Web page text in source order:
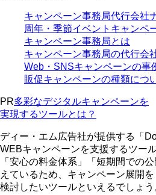
キャンペーン事務局代行会社
周年・季節イベントキャンペ
キャンペーン事務局とは
キャンペーン事務局の代行会
Web・SNSキャンペーンの事
販促キャンペーンの種類につ
PR多彩なデジタルキャンペーンを
実現するツールとは？
ディー・エム広告社が提供する「
WEBキャンペーンを支援するツー
「安心の料金体系」「短期間での
えているため、キャンペーン展開
検討したいツールといえるでしょう